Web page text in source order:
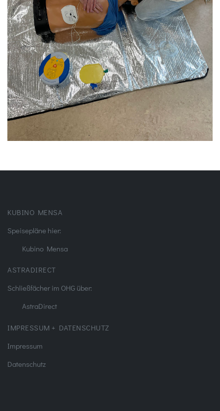
KUBINO MENSA
Speisepläne hier:
Kubino Mensa
ASTRADIRECT
Schließfächer im OHG über:
AstraDirect
IMPRESSUM + DATENSCHUTZ
Impressum
Datenschutz